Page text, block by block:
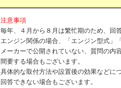
注意事項
毎年、４月から８月は繁忙期のため、回
エンジン関係の場合、「エンジン型式」
メーカーで公開されていない、質問の内
間要する場合もございます。
具体的な取付方法や設置後の効果などに
回答できない場合もございます。